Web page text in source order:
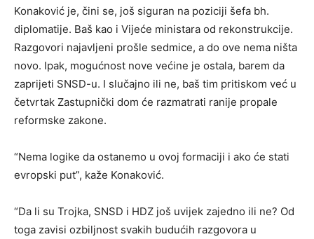
Konaković je, čini se, još siguran na poziciji šefa bh.
diplomatije. Baš kao i Vijeće ministara od rekonstrukcije.
Razgovori najavljeni prošle sedmice, a do ove nema ništa
novo. Ipak, mogućnost nove većine je ostala, barem da
zaprijeti SNSD-u. I slučajno ili ne, baš tim pritiskom već u
četvrtak Zastupnički dom će razmatrati ranije propale
reformske zakone.
“Nema logike da ostanemo u ovoj formaciji i ako će stati
evropski put”, kaže Konaković.
“Da li su Trojka, SNSD i HDZ još uvijek zajedno ili ne? Od
toga zavisi ozbiljnost svakih budućih razgovora u